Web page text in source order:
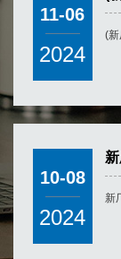
11-06
2024
(
10-08
2024
新